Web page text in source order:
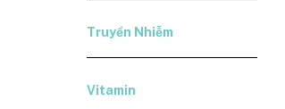
Truyền Nhiễm
Vitamin